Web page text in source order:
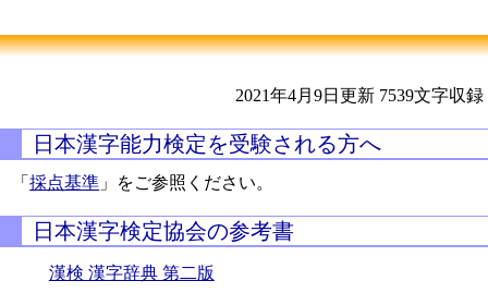
2021年4月9日更新 7539文字収録
日本漢字能力検定を受験される方へ
「採点基準 」をご参照ください。
日本漢字検定協会の参考書
漢検 漢字辞典 第二版